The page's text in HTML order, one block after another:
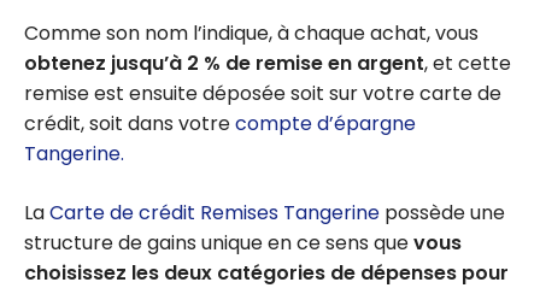
Comme son nom l’indique, à chaque achat, vous
obtenez jusqu’à 2 % de remise en argent, et cette
remise est ensuite déposée soit sur votre carte de
crédit, soit dans votrecompte d’épargne
Tangerine.
LaCarte de crédit Remises Tangerine possède une
structure de gains unique en ce sens quevous
choisissez les deux catégories de dépenses pour